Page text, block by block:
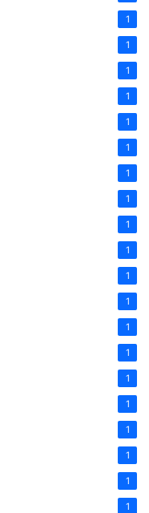
1
1
1
1
1
1
1
1
1
1
1
1
1
1
1
1
1
1
1
1